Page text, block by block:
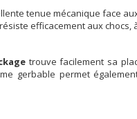
tenue mécanique face
efficacement aux chocs,
trouve facilement sa
gerbable permet